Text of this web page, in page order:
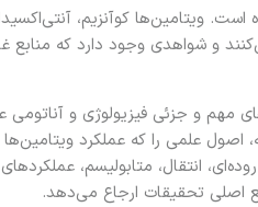
است. ویتامین‌ها کوآنزیم،
و شواهدی وجود دارد که منابع
و جزئی فیزیولوژی و آناتومی
علمی را که عملکرد
انتقال، متابولیسم،
اصلی تحقیقات ارجاع می‌دهد.